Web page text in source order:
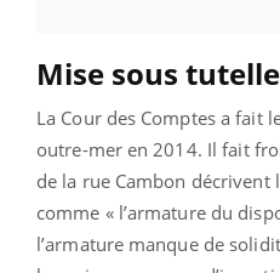
Mise sous
La Cour des Comptes a fait
outre-mer en 2014. Il fait
de la rue Cambon décrivent
comme « l’armature du
l’armature manque de